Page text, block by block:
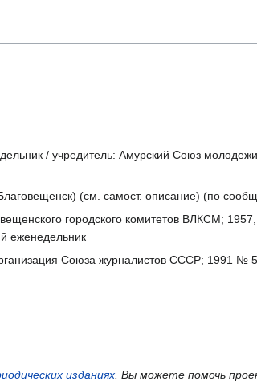
/ учредитель: Амурский Союз
(см. самост. описание) (по
городского комитетов ВЛКСМ;
еженедельник
Союза журналистов СССР; 1991 №
изданиях Вы можете помочь